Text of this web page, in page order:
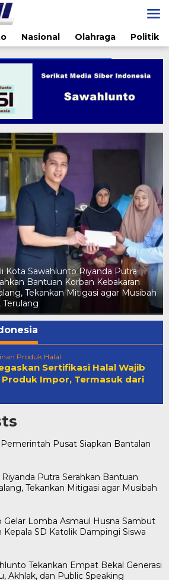
Nasional Olahraga Politik
Kota Sawahlunto Riyanda Putra
Bantuan Korban Kebakaran
Tekankan Mitigasi agar Musibah
Terulang
Produk Halal
Sertifikasi Halal Wajib
Impor, Termasuk dari
Pusat Siapkan Bantalan
Putra Serahkan Bantuan
Tekankan Mitigasi agar Musibah
Gelar Lomba Asmaul Husna Sambut
Kepala SD Katolik Dampingi Siswa
Tekankan Empat Bekal Generasi
Akhlak, dan Public Speaking